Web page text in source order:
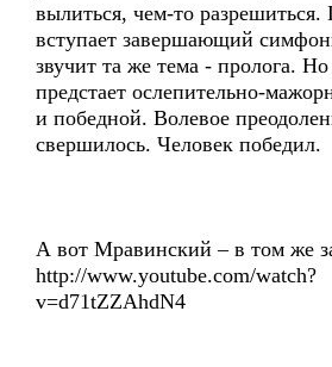
вылиться, чем-то разрешиться.
вступает завершающий
звучит та же тема - пролога.
предстает ослепительно-
и победной. Волевое
свершилось. Человек победил.
А вот Мравинский – в том же
http://www.youtube.com/watch?
v=d71tZZAhdN4